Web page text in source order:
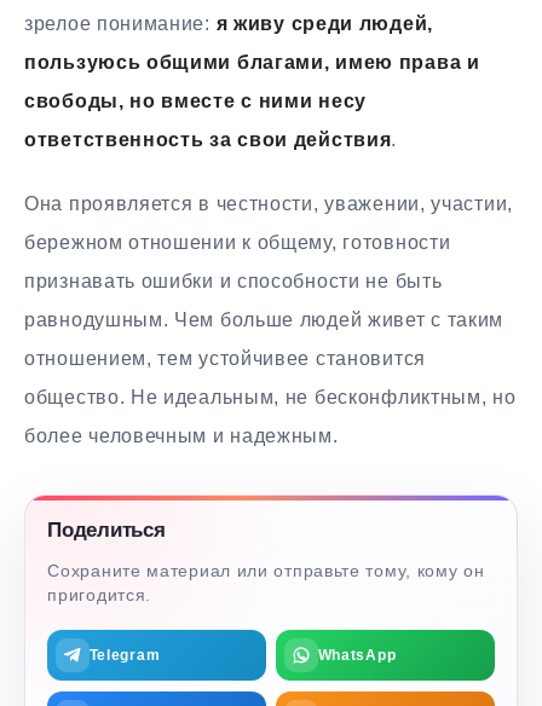
зрелое понимание: я живу среди людей,
пользуюсь общими благами, имею права и
свободы, но вместе с ними несу
ответственность за свои действия.
Она проявляется в честности, уважении, участии,
бережном отношении к общему, готовности
признавать ошибки и способности не быть
равнодушным. Чем больше людей живет с таким
отношением, тем устойчивее становится
общество. Не идеальным, не бесконфликтным, но
более человечным и надежным.
Поделиться
Сохраните материал или отправьте тому, кому он
пригодится.
Telegram WhatsApp